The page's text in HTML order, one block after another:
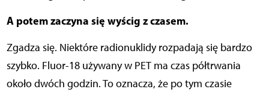
A potem zaczyna się wyścig z czasem.
Zgadza się. Niektóre radionuklidy rozpadają się bardzo
szybko. Fluor-18 używany w PET ma czas półtrwania
około dwóch godzin. To oznacza, że po tym czasie